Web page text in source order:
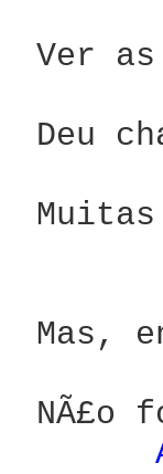
Ver
Deu
Mas,
NÃ£o